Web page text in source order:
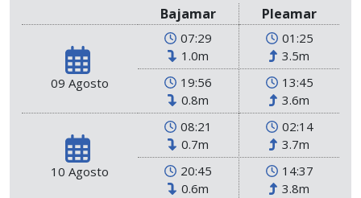
Bajamar Pleamar
09 Agosto
07:29
1.0m
01:25
3.5m
19:56
0.8m
13:45
3.6m
10 Agosto
08:21
0.7m
02:14
3.7m
20:45
0.6m
14:37
3.8m